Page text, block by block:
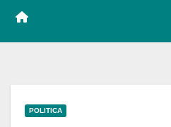
POLITICA